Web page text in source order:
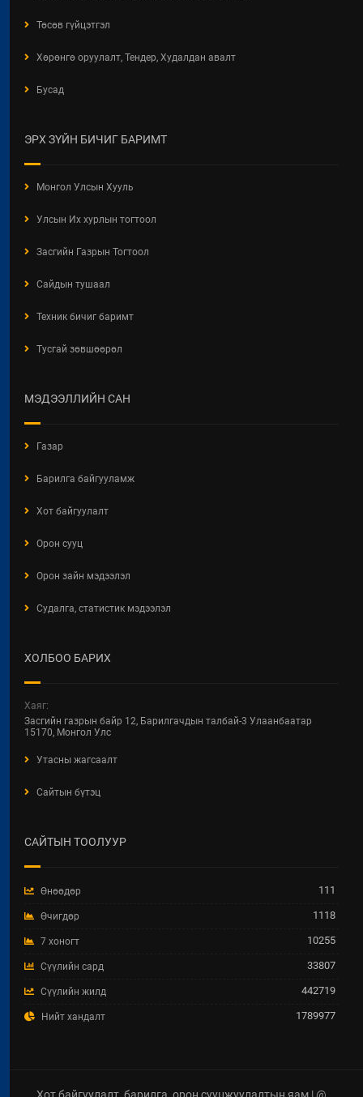
Төсөв гүйцэтгэл
Хөрөнгө оруулалт, Тендер, Худалдан авалт
Бусад
ЭРХ ЗҮЙН БИЧИГ БАРИМТ
Монгол Улсын Хууль
Улсын Их хурлын тогтоол
Засгийн Газрын Тогтоол
Сайдын тушаал
Техник бичиг баримт
Тусгай зөвшөөрөл
МЭДЭЭЛЛИЙН САН
Газар
Барилга байгууламж
Хот байгуулалт
Орон сууц
Орон зайн мэдээлэл
Судалга, статистик мэдээлэл
ХОЛБОО БАРИХ
Хаяг:
Засгийн газрын байр 12, Барилгачдын талбай-3 Улаанбаатар
15170, Монгол Улс
Утасны жагсаалт
Сайтын бүтэц
САЙТЫН ТООЛУУР
Өнөөдөр 111
Өчигдөр 1118
7 хоногт 10255
Сүүлийн сард 33807
Сүүлийн жилд 442719
Нийт хандалт 1789977